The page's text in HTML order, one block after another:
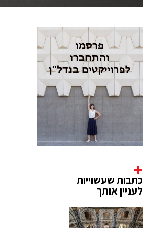
כתבות שעשוייות
לעניין אותך